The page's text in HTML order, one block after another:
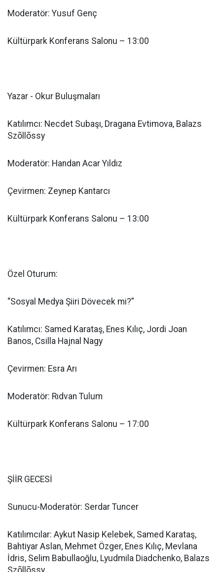
Moderatör: Yusuf Genç
Kültürpark Konferans Salonu – 13:00
Yazar - Okur Buluşmaları
Katılımcı: Necdet Subaşı, Dragana Evtimova, Balazs
Szõllõssy
Moderatör: Handan Acar Yıldız
Çevirmen: Zeynep Kantarcı
Kültürpark Konferans Salonu – 13:00
Özel Oturum:
“Sosyal Medya Şiiri Dövecek mi?”
Katılımcı: Samed Karataş, Enes Kılıç, Jordi Joan
Banos, Csilla Hajnal Nagy
Çevirmen: Esra Arı
Moderatör: Rıdvan Tulum
Kültürpark Konferans Salonu – 17:00
ŞİİR GECESİ
Sunucu-Moderatör: Serdar Tuncer
Katılımcılar: Aykut Nasip Kelebek, Samed Karataş,
Bahtiyar Aslan, Mehmet Özger, Enes Kılıç, Mevlana
İdris, Selim Babullaoğlu, Lyudmila Diadchenko, Balazs
Szõllõssy